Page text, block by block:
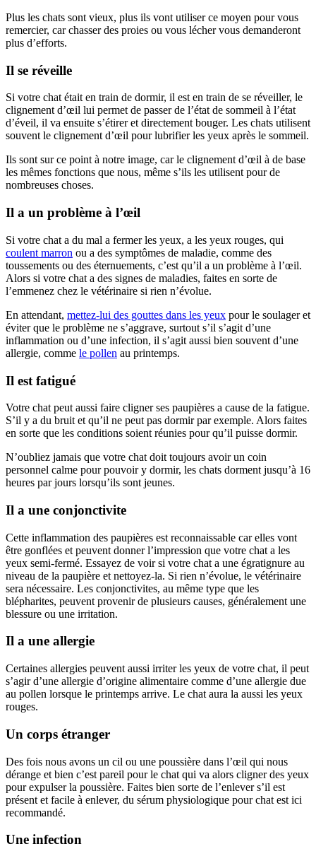
Plus les chats sont vieux, plus ils vont utiliser ce moyen pour vous
remercier, car chasser des proies ou vous lécher vous demanderont
plus d’efforts.
Il se réveille
Si votre chat était en train de dormir, il est en train de se réveiller, le
clignement d’œil lui permet de passer de l’état de sommeil à l’état
d’éveil, il va ensuite s’étirer et directement bouger. Les chats utilisent
souvent le clignement d’œil pour lubrifier les yeux après le sommeil.
Ils sont sur ce point à notre image, car le clignement d’œil à de base
les mêmes fonctions que nous, même s’ils les utilisent pour de
nombreuses choses.
Il a un problème à l’œil
Si votre chat a du mal a fermer les yeux, a les yeux rouges, qui
coulent marron ou a des symptômes de maladie, comme des
toussements ou des éternuements, c’est qu’il a un problème à l’œil.
Alors si votre chat a des signes de maladies, faites en sorte de
l’emmenez chez le vétérinaire si rien n’évolue.
En attendant, mettez-lui des gouttes dans les yeux pour le soulager et
éviter que le problème ne s’aggrave, surtout s’il s’agit d’une
inflammation ou d’une infection, il s’agit aussi bien souvent d’une
allergie, comme le pollen au printemps.
Il est fatigué
Votre chat peut aussi faire cligner ses paupières a cause de la fatigue.
S’il y a du bruit et qu’il ne peut pas dormir par exemple. Alors faites
en sorte que les conditions soient réunies pour qu’il puisse dormir.
N’oubliez jamais que votre chat doit toujours avoir un coin
personnel calme pour pouvoir y dormir, les chats dorment jusqu’à 16
heures par jours lorsqu’ils sont jeunes.
Il a une conjonctivite
Cette inflammation des paupières est reconnaissable car elles vont
être gonflées et peuvent donner l’impression que votre chat a les
yeux semi-fermé. Essayez de voir si votre chat a une égratignure au
niveau de la paupière et nettoyez-la. Si rien n’évolue, le vétérinaire
sera nécessaire. Les conjonctivites, au même type que les
blépharites, peuvent provenir de plusieurs causes, généralement une
blessure ou une irritation.
Il a une allergie
Certaines allergies peuvent aussi irriter les yeux de votre chat, il peut
s’agir d’une allergie d’origine alimentaire comme d’une allergie due
au pollen lorsque le printemps arrive. Le chat aura la aussi les yeux
rouges.
Un corps étranger
Des fois nous avons un cil ou une poussière dans l’œil qui nous
dérange et bien c’est pareil pour le chat qui va alors cligner des yeux
pour expulser la poussière. Faites bien sorte de l’enlever s’il est
présent et facile à enlever, du sérum physiologique pour chat est ici
recommandé.
Une infection